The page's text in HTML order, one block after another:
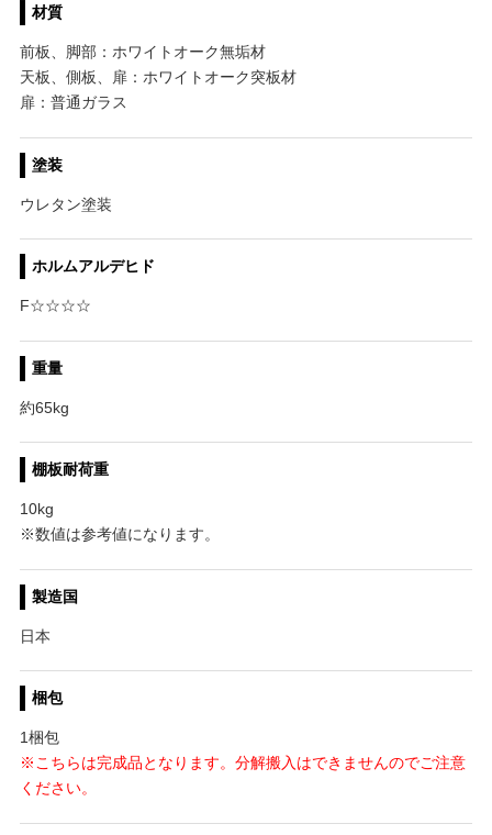
材質
前板、脚部：ホワイトオーク無垢材
天板、側板、扉：ホワイトオーク突板材
扉：普通ガラス
塗装
ウレタン塗装
ホルムアルデヒド
F☆☆☆☆
重量
約65kg
棚板耐荷重
10kg
※数値は参考値になります。
製造国
日本
梱包
1梱包
※こちらは完成品となります。分解搬入はできませんのでご注意
ください。